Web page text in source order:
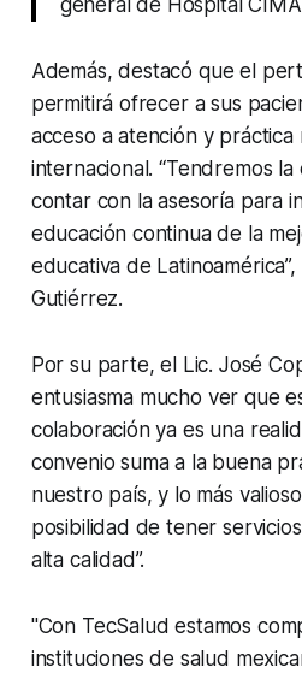
general de Hospital
Además, destacó que el
permitirá ofrecer a sus
acceso a atención y práctica
internacional. “Tendremos
contar con la asesoría para
educación continua de la
educativa de
Gutiérrez.
Por su parte, el Lic. José
entusiasma mucho ver que
colaboración ya es una
convenio suma a la buena
nuestro país, y lo más
posibilidad de tener
alta calidad”.
"Con TecSalud estamos
instituciones de salud